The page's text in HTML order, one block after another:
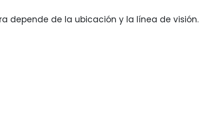
depende de la ubicación y la línea de visión.